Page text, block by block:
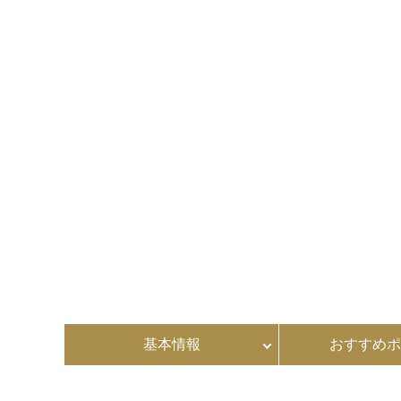
基本情報 おすすめ